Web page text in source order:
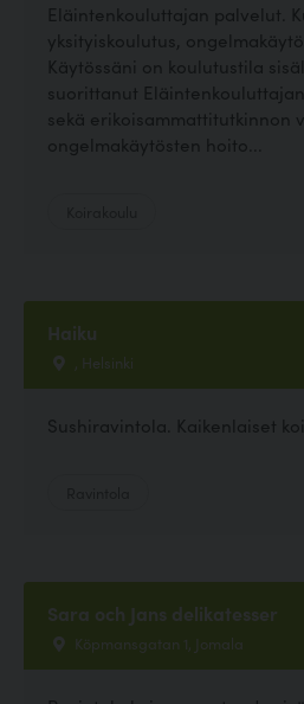
Eläintenkouluttajan palvelut.
yksityiskoulutus,
Käytössäni on koulutustila
suorittanut
sekä erikoisammattitutkinnon
ongelmakäytösten hoito...
Haiku
, Helsinki
Sushiravintola. Kaikenlaiset
Sara och Jans delikatesser
Köpmansgatan 1, Jomala